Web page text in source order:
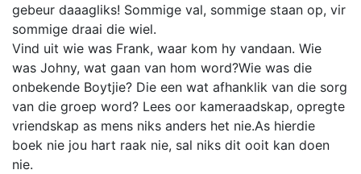
gebeur daaagliks! Sommige val, sommige staan op, vir
sommige draai die wiel.
Vind uit wie was Frank, waar kom hy vandaan. Wie
was Johny, wat gaan van hom word?Wie was die
onbekende Boytjie? Die een wat afhanklik van die sorg
van die groep word? Lees oor kameraadskap, opregte
vriendskap as mens niks anders het nie.As hierdie
boek nie jou hart raak nie, sal niks dit ooit kan doen
nie.